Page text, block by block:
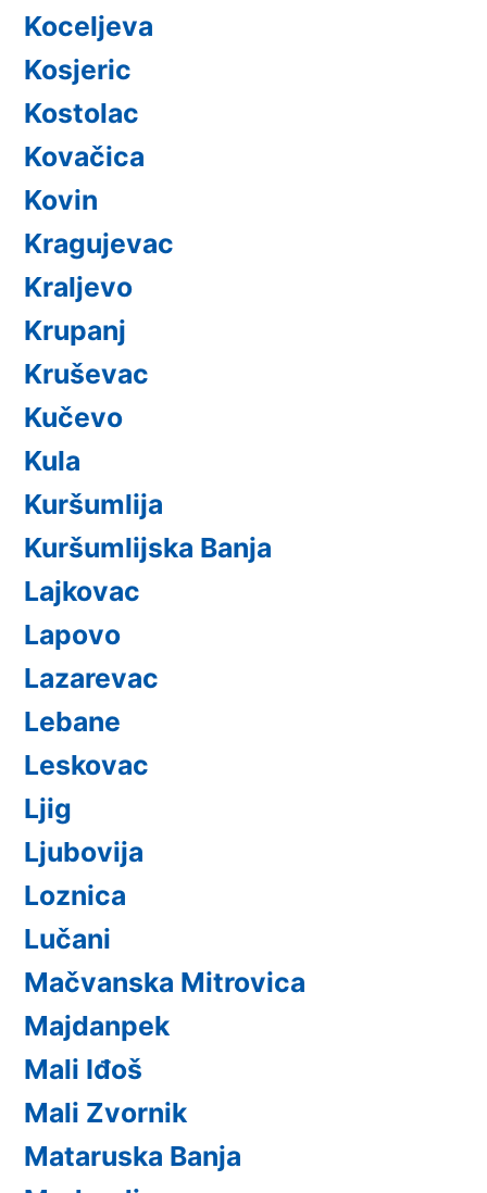
Koceljeva
Kosjeric
Kostolac
Kovačica
Kovin
Kragujevac
Kraljevo
Krupanj
Kruševac
Kučevo
Kula
Kuršumlija
Kuršumlijska Banja
Lajkovac
Lapovo
Lazarevac
Lebane
Leskovac
Ljig
Ljubovija
Loznica
Lučani
Mačvanska Mitrovica
Majdanpek
Mali Iđoš
Mali Zvornik
Mataruska Banja